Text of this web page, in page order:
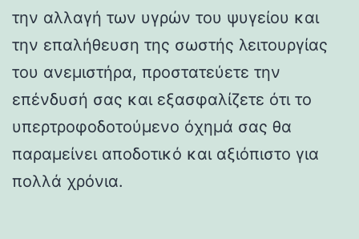
την αλλαγή των υγρών του ψυγείου και
την επαλήθευση της σωστής λειτουργίας
του ανεμιστήρα, προστατεύετε την
επένδυσή σας και εξασφαλίζετε ότι το
υπερτροφοδοτούμενο όχημά σας θα
παραμείνει αποδοτικό και αξιόπιστο για
πολλά χρόνια.